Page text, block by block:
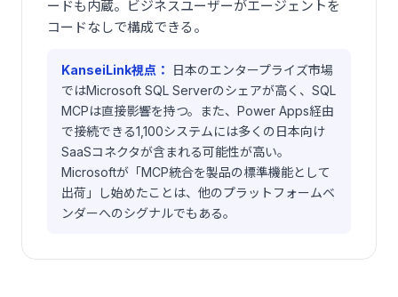
ードも内蔵。ビジネスユーザーがエージェントを
コードなしで構成できる。
KanseiLink視点：
日本のエンタープライズ市場
ではMicrosoft SQL Serverのシェアが高く、SQL
MCPは直接影響を持つ。また、Power Apps経由
で接続できる1,100システムには多くの日本向け
SaaSコネクタが含まれる可能性が高い。
Microsoftが「MCP統合を製品の標準機能として
出荷」し始めたことは、他のプラットフォームベ
ンダーへのシグナルでもある。